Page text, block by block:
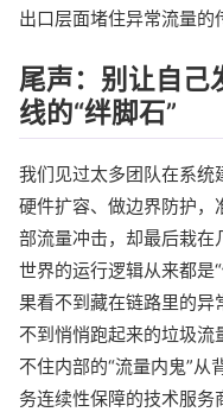
出口层面堵住异常流量的
尾声：别让自己
线的“绊脚石”
我们见过太多团队在系统
硬件扩容、做边界防护，
部流量冲击，却最后栽在
世界的运行逻辑从来都
果看不到藏在链路里的
不到悄悄跑起来的垃圾流
不住内部的“流量内鬼”从
务连续性保障的技术服